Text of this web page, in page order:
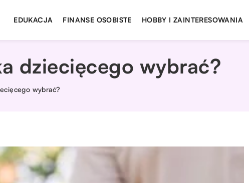
EDUKACJA FINANSE OSOBISTE HOBBY I ZAINTERESOWANIA
dziecięcego wybrać?
wybrać?